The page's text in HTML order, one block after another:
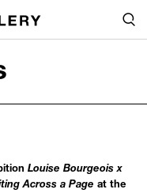
Louise Bourgeois x
Across a Page at the